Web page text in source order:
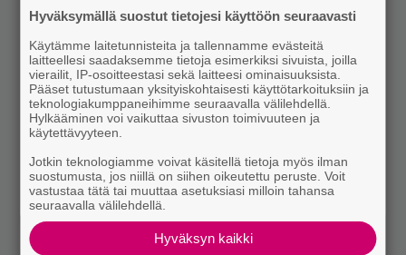
Hyväksymällä suostut tietojesi käyttöön seuraavasti
Käytämme laitetunnisteita ja tallennamme evästeitä
laitteellesi saadaksemme tietoja esimerkiksi sivuista, joilla
vierailit, IP-osoitteestasi sekä laitteesi ominaisuuksista.
Pääset tutustumaan yksityiskohtaisesti käyttötarkoituksiin ja
teknologiakumppaneihimme seuraavalla välilehdellä.
Hylkääminen voi vaikuttaa sivuston toimivuuteen ja
käytettävyyteen.
Jotkin teknologiamme voivat käsitellä tietoja myös ilman
suostumusta, jos niillä on siihen oikeutettu peruste. Voit
vastustaa tätä tai muuttaa asetuksiasi milloin tahansa
seuraavalla välilehdellä.
Hyväksyn kaikki